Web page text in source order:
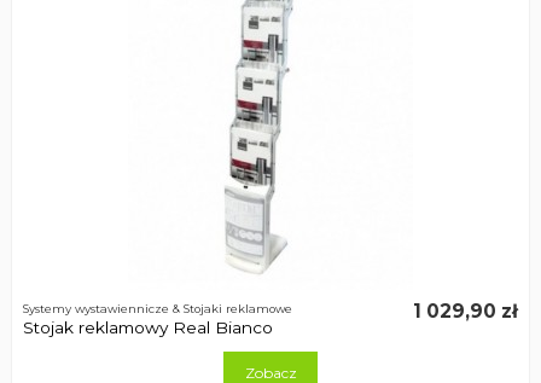
Systemy wystawiennicze & Stojaki reklamowe
Stojak reklamowy Real Bianco
1 029,90 zł
Zobacz